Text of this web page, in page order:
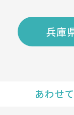
兵庫
あわせ